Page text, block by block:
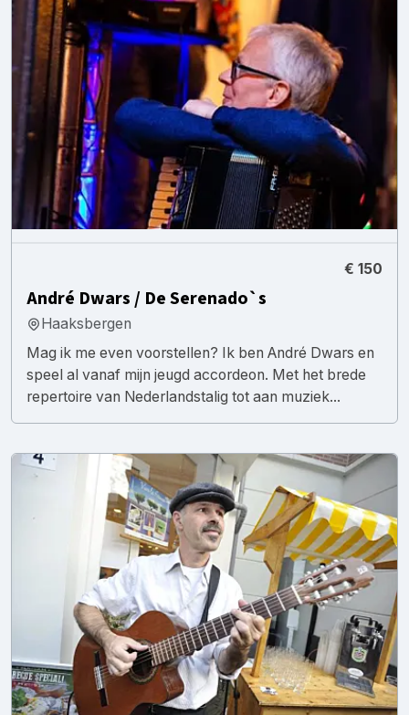
€ 150
André Dwars / De Serenado`s
Haaksbergen
Mag ik me even voorstellen? Ik ben André Dwars en
speel al vanaf mijn jeugd accordeon. Met het brede
repertoire van Nederlandstalig tot aan muziek...